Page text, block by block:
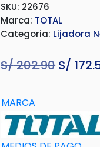
SKU: 22676
Marca: TOTAL
Categoria: Lijadora
S/202.90 El
era:
S/
S/
MARCA